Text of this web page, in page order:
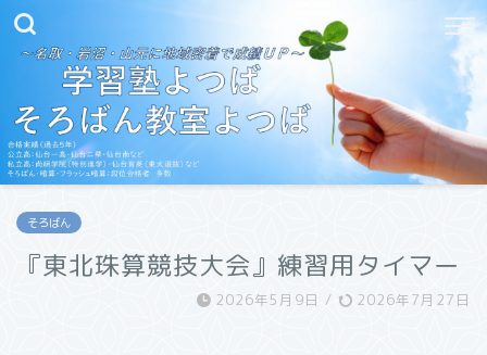
そろばん
『東北珠算競技大会』練習用タイマー
2026年5月9日 / 2026年7月27日